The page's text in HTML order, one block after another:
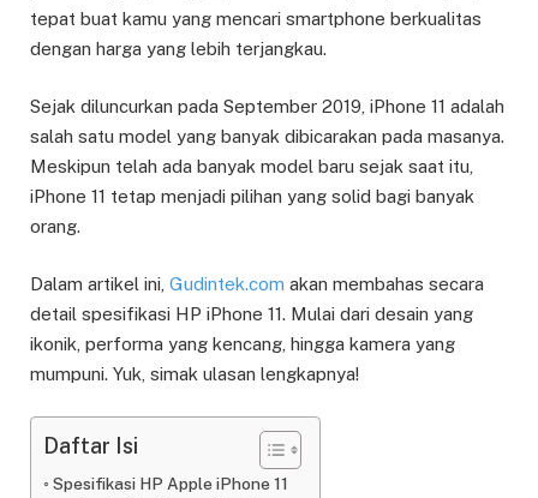
tepat buat kamu yang mencari smartphone berkualitas
dengan harga yang lebih terjangkau.
Sejak diluncurkan pada September 2019, iPhone 11 adalah
salah satu model yang banyak dibicarakan pada masanya.
Meskipun telah ada banyak model baru sejak saat itu,
iPhone 11 tetap menjadi pilihan yang solid bagi banyak
orang.
Dalam artikel ini, Gudintek.com akan membahas secara
detail spesifikasi HP iPhone 11. Mulai dari desain yang
ikonik, performa yang kencang, hingga kamera yang
mumpuni. Yuk, simak ulasan lengkapnya!
Daftar Isi
Spesifikasi HP Apple iPhone 11